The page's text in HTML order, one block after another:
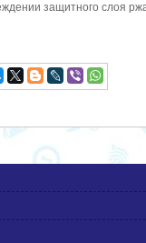
защитного слоя